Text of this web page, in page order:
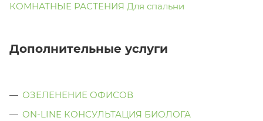
КОМНАТНЫЕ РАСТЕНИЯ Для спальни
Дополнительные услуги
ОЗЕЛЕНЕНИЕ ОФИСОВ
ON-LINE КОНСУЛЬТАЦИЯ БИОЛОГА